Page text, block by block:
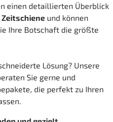
einen detaillierten Überblick
und können
Ihre Botschaft die größte
Lösung? Unsere
Sie gerne und
die perfekt zu Ihren